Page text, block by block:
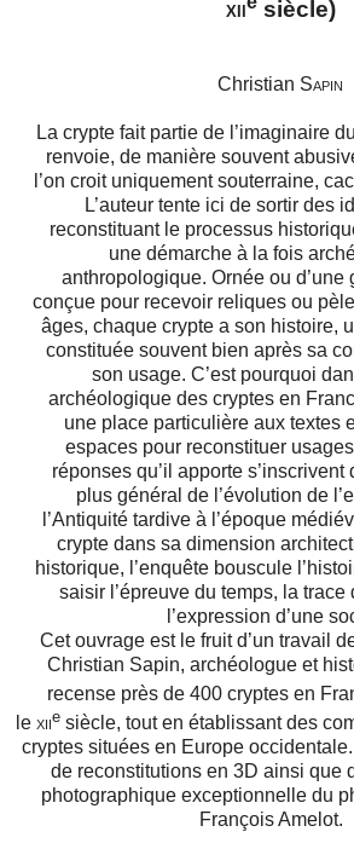
xii siècle)
Christian Sapin
La crypte fait partie de l’imaginaire
renvoie, de manière souvent
l’on croit uniquement souterraine,
L’auteur tente ici de sortir des
reconstituant le processus
une démarche à la fois
anthropologique. Ornée ou d’une
conçue pour recevoir reliques ou
âges, chaque crypte a son histoire,
constituée souvent bien après sa
son usage. C’est pourquoi
archéologique des cryptes en
une place particulière aux textes
espaces pour reconstituer
réponses qu’il apporte
plus général de l’évolution de
l’Antiquité tardive à l’époque
crypte dans sa dimension
historique, l’enquête bouscule
saisir l’épreuve du temps, la trace
l’expression d’une
Cet ouvrage est le fruit d’un travail
Christian Sapin, archéologue et
recense près de 400 cryptes en
le xiie siècle, tout en établissant des
cryptes situées en Europe
de reconstitutions en 3D ainsi que
photographique exceptionnelle du
François Amelot.